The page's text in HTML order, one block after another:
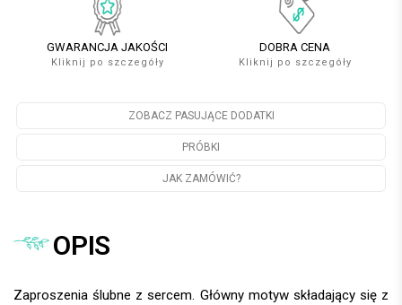
GWARANCJA JAKOŚCI
Kliknij po szczegóły
DOBRA CENA
Kliknij po szczegóły
ZOBACZ PASUJĄCE DODATKI
PRÓBKI
JAK ZAMÓWIĆ?
OPIS
Zaproszenia ślubne z sercem. Główny motyw składający się z